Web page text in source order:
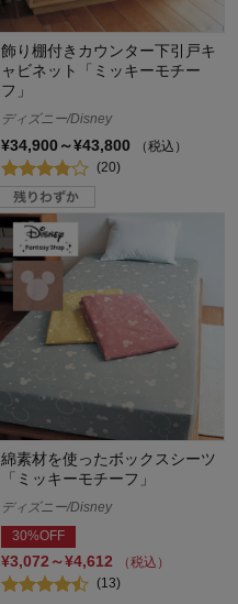
飾り棚付きカウンター下引戸キ
ャビネット「ミッキーモチー
フ」
ディズニー/Disney
¥34,900～¥43,800
（税込）
(20)
綿素材を使ったボックスシーツ
「ミッキーモチーフ」
ディズニー/Disney
30%OFF
¥3,072～¥4,612
（税込）
(13)